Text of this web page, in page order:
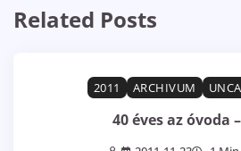
Related Posts
2011 ARCHIVUM
40 éves az óvoda